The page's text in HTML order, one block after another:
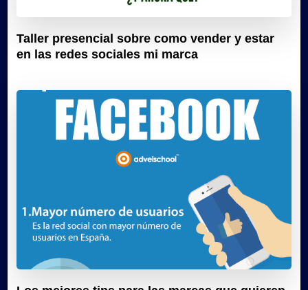
Taller presencial sobre como vender y estar
en las redes sociales mi marca